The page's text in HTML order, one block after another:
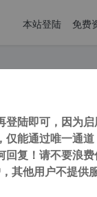
本站登陆 免费
中文版
注意： 由于网站
陆即可，因为启
能通过唯一通
回复！请不要浪
其他用户不提供